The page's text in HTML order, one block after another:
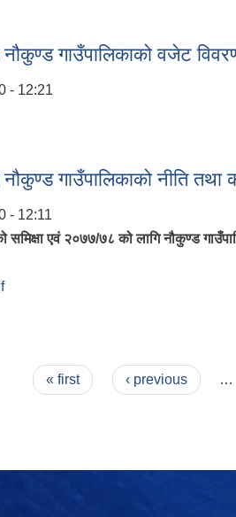
गाउँपालिकाको वजेट
- 12:21
गाउँपालिकाको नीति तथा
- 12:11
एवं २०७७/७८ को लागि नौकुण्ड
« first ‹ previous …